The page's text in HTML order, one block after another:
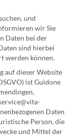
und
wir Sie
Daten bei der
sind hierbei
werden können.
auf dieser Website
ist Guidone
Daten
Person, die
und Mittel der